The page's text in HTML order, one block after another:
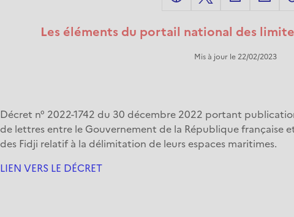
Les éléments du portail national des
Mis à jour le 22/02/2023
Décret n° 2022-1742 du 30 décembre 2022 portant
de lettres entre le Gouvernement de la République française
des Fidji relatif à la délimitation de leurs espaces maritimes.
LIEN VERS LE DÉCRET